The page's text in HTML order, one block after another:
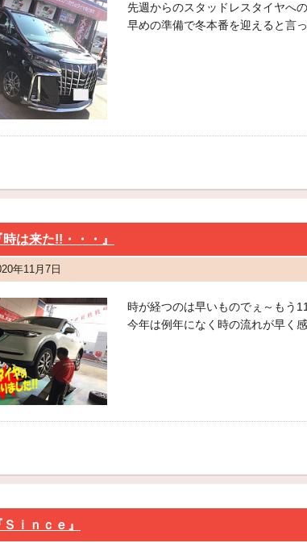
先週からのスタッドレスタイヤへ
早めの準備で冬本番を迎えると言
時は来た!!・・・』
年11月7日
時が経つのは早いものでぇ～もう
今年は例年になく時の流れが早く感
Ｓｉｎｃｅ』